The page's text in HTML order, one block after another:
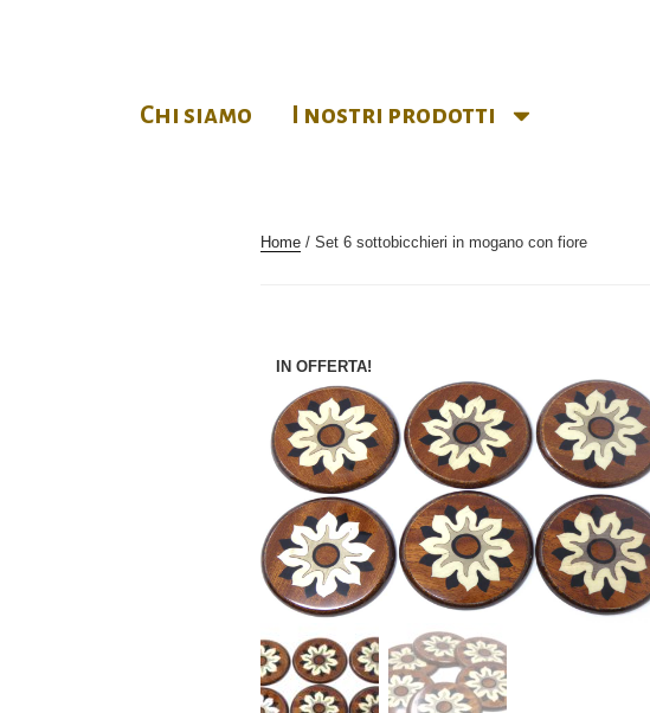
Chi siamo I nostri prodotti
Home / Set 6 sottobicchieri in mogano con fiore
IN OFFERTA!